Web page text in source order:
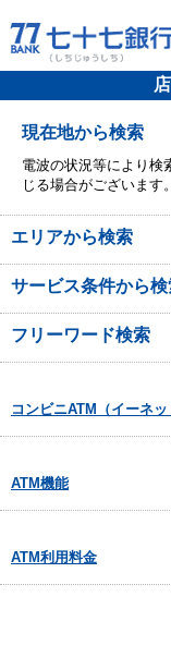
現在地から検索
電波の状況等により検
じる場合がございます。
エリアから検索
サービス条件から検
フリーワード検索
コンビニATM（イーネ
ATM機能
ATM利用料金